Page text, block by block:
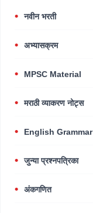
नवीन भरती
अभ्यासक्रम
MPSC Material
मराठी व्याकरण नोट्स
English Grammar
जुन्या प्रश्नपत्रिका
अंकगणित